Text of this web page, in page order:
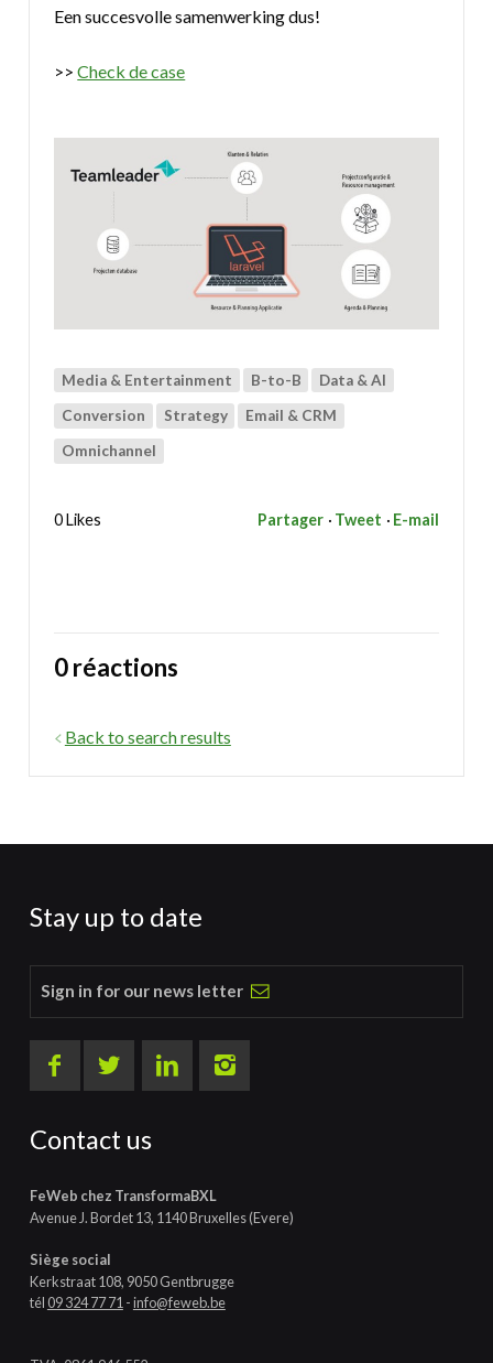
Een succesvolle samenwerking dus!
>>Check de case
Media & Entertainment B-to-B Data & AI
Conversion Strategy Email & CRM
Omnichannel
0 Likes Partager Tweet E-mail
0 réactions
Back to search results
Stay up to date
Sign in for our news letter
Contact us
FeWeb chez TransformaBXL
Avenue J. Bordet 13, 1140 Bruxelles (Evere)
Siège social
Kerkstraat 108, 9050 Gentbrugge
tél09 324 77 71 -info@feweb.be